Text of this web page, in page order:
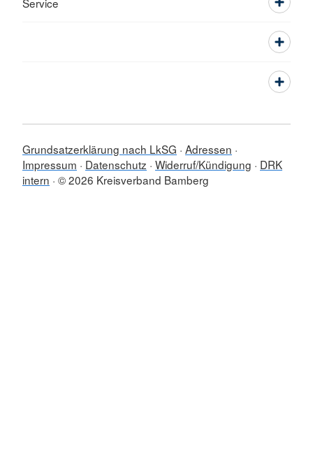
Grundsatzerklärung nach LkSG Adressen
Impressum
Datenschutz Widerruf/Kündigung
DRK
intern © 2026 Kreisverband Bamberg